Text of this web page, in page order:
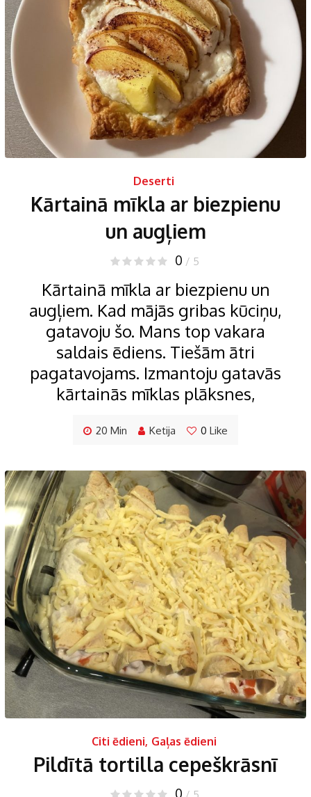
Deserti
Kārtainā mīkla ar biezpienu
un augļiem
0 / 5
Kārtainā mīkla ar biezpienu un
augļiem. Kad mājās gribas kūciņu,
gatavoju šo. Mans top vakara
saldais ēdiens. Tiešām ātri
pagatavojams. Izmantoju gatavās
kārtainās mīklas plāksnes,
20 Min Ketija 0 Like
Citi ēdieni, Gaļas ēdieni
Pildītā tortilla cepeškrāsnī
0 / 5